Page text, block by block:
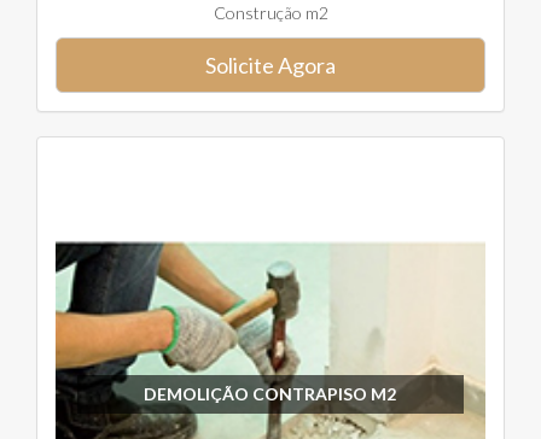
Construção m2
Solicite Agora
DEMOLIÇÃO CONTRAPISO M2